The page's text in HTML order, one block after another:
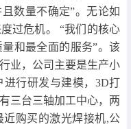
数量不确定”。无论如
过危机。 “我们的核心
和最全面的服务”。该
业，公司主要是生产小
行研发与建模，3D打
三台三轴加工中心，两
购买的激光焊接机,公